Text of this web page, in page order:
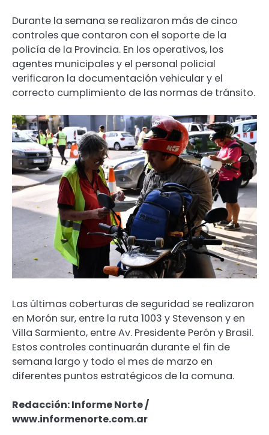
Durante la semana se realizaron más de cinco
controles que contaron con el soporte de la
policía de la Provincia. En los operativos, los
agentes municipales y el personal policial
verificaron la documentación vehicular y el
correcto cumplimiento de las normas de tránsito.
Las últimas coberturas de seguridad se realizaron
en Morón sur, entre la ruta 1003 y Stevenson y en
Villa Sarmiento, entre Av. Presidente Perón y Brasil.
Estos controles continuarán durante el fin de
semana largo y todo el mes de marzo en
diferentes puntos estratégicos de la comuna.
Redacción: Informe Norte /
www.informenorte.com.ar